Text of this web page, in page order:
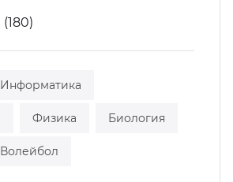
(180)
Информатика
Физика Биология
Волейбол